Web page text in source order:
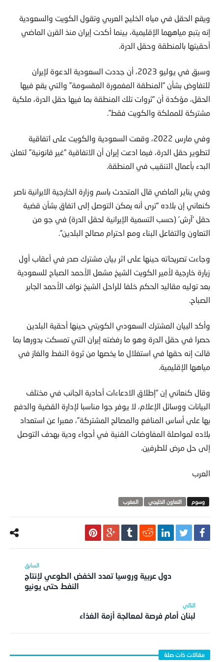
ويقع الحقل في مياه الخليج العربي وتقول الكويت والسعودية
إنه يتبع مياههما الإقليمية، بينما أكدت إيران منذ القرن الماضي
أحقيتها بالمنطقة وحقل الدرة.
وسبق في يوليو 2023، أن جددت السعودية الدعوة لإيران
للتفاوض بشأن “المنطقة المغمورة المقسومة” والتي يقع فيها
الحقل، مؤكدة أن “ثروات تلك المنطقة بما فيها حقل الدرة، ملكية
مشتركة للمملكة والكويت فقط”.
وفي مارس 2022، وقعت السعودية والكويت على اتفاقية
لتطوير حقل الدرة، فيما ادعت إيران أن الاتفاقية “غير قانونية” لتعلن
البدء بأعمال التنقيب في المنطقة.
وفي يناير الماضي قال المتحدث باسم وزارة الخارجية الايرانية ناصر
كنعاني إن بلاده “ترى أنه يمكن التوصل إلى اتفاق بشأن قضية
حقل ‘آرش’ (حسب التسمية الإيرانية لحقل الدرة) في جو من
التعاون والتفاعل البناء ومع احترام مصالح البلدين”.
وجاءت تصريحاته حينها على اثر بيان مشترك صدر في أعقاب أول
زيارة خارجية لأمير الكويت الشيخ مشعل الأحمد الصباح للسعودية
بعد توليه مقاليد الحكم خلفا للراحل الشيخ نواف الأحمد الجابر
الصباح.
وأكد البيان المشترك السعودي الكويتي حينها أحقية البلدين
حصرا في حقل الدرة وهو ما رفضته إيران التي تمسكت بدورها بما
قالت إنه حقها في استغلال ما يخصها من ثروة النفط والغاز في
مياهها الإقليمية.
وقال كنعاني إن “إطلاق الادعاءات أحادية الجانب في مختلف
البيانات ووسائل الإعلام، لا يوفر جوا مناسبا لإدارة القضية والدفع
بها على أساس المنافع والمصالح المشتركة”، معبرا عن استعداد
بلاده لمواصلة المفاوضات الفنية في أجواء ودية بهدف التوصل
إلى حل مرض للطرفين.
العرب
التعاون الخليجي المغرب
دول عربية وروسيا تمدد الخفض الطوعي لإنتاج
النفط حتى يونيو
لبنان أمام فرصة لمعالجة أزمة الغذاء